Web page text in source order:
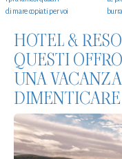
di mare copiati per voi
HOTEL &
QUESTI
UNA
DIMENTICARE